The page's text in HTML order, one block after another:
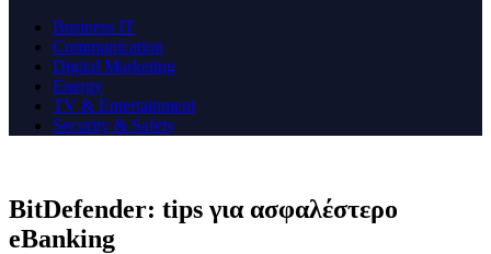
Business IT
Communication
Digital Marketing
Energy
TV & Entertainment
Security & Safety
BitDefender: tips για ασφαλέστερο
eBanking